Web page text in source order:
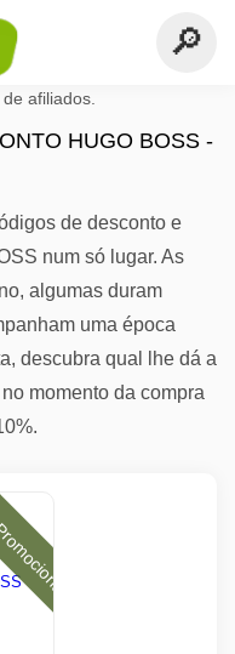
afiliados.
HUGO BOSS -
de desconto e
num só lugar. As
algumas duram
uma época
descubra qual lhe dá a
momento da compra